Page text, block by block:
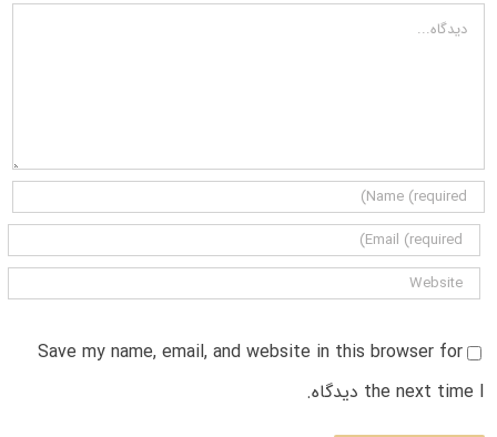
دیدگاه
Save my name, email, and website in this browser for
the next time I دیدگاه.